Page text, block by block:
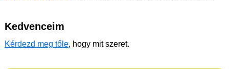
Kedvenceim
Kérdezd meg tőle, hogy mit szeret.